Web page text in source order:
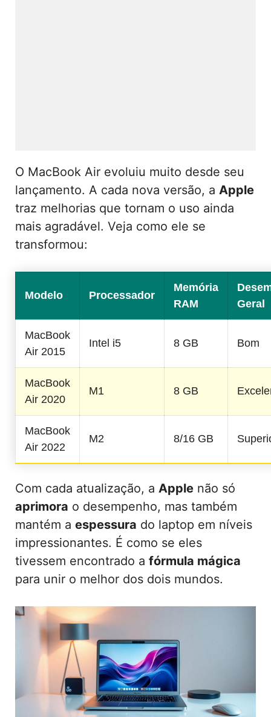
O MacBook Air evoluiu muito desde seu
lançamento. A cada nova versão, a Apple
traz melhorias que tornam o uso ainda
mais agradável. Veja como ele se
transformou:
Modelo Processador
Memória
RAM
Geral
MacBook
Air 2015
Intel i5 8 GB Bom
MacBook
Air 2020
M1 8 GB
MacBook
Air 2022
M2 8/16 GB
Com cada atualização, a Apple não só
aprimora o desempenho, mas também
mantém a espessura do laptop em níveis
impressionantes. É como se eles
tivessem encontrado a fórmula mágica
para unir o melhor dos dois mundos.